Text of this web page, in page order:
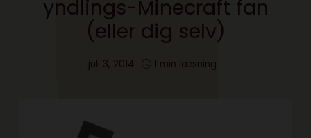
yndlings-Minecraft fan
(eller dig selv)
juli 3, 2014 1 min læsning